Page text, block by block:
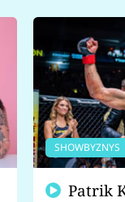
SHOWBYZNYS